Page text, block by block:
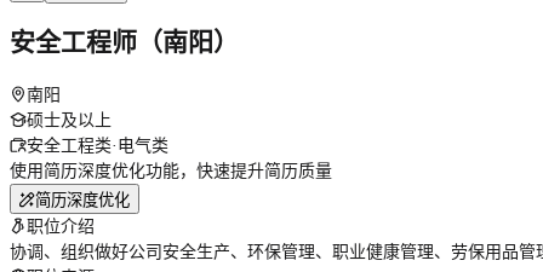
安全工程师（南阳）
南阳
硕士及以上
安全工程类·电气类
使用简历深度优化功能，快速提升简历质量
简历深度优化
职位介绍
协调、组织做好公司安全生产、环保管理、职业健康管理、劳保用品管